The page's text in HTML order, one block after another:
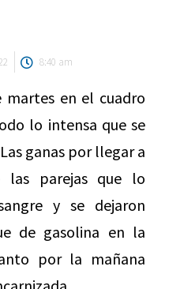
8:40 am
martes en el cuadro
lo intensa que se
ganas por llegar a
las parejas que lo
y se dejaron
de gasolina en la
por la mañana